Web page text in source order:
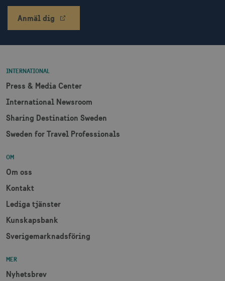
Anmäl dig
INTERNATIONAL
Press & Media Center
International Newsroom
Sharing Destination Sweden
Sweden for Travel Professionals
OM
Om oss
Kontakt
Lediga tjänster
Kunskapsbank
Sverigemarknadsföring
MER
Nyhetsbrev
webbplatsfunktioner som användarinloggning
och kontohantering men bidrar även till en
säker webbplats. Webbplatsen kan inte
användas ordentligt utan strikt nödvändiga
receive-cookie-
.doubleclick.net
CookieScriptConsent